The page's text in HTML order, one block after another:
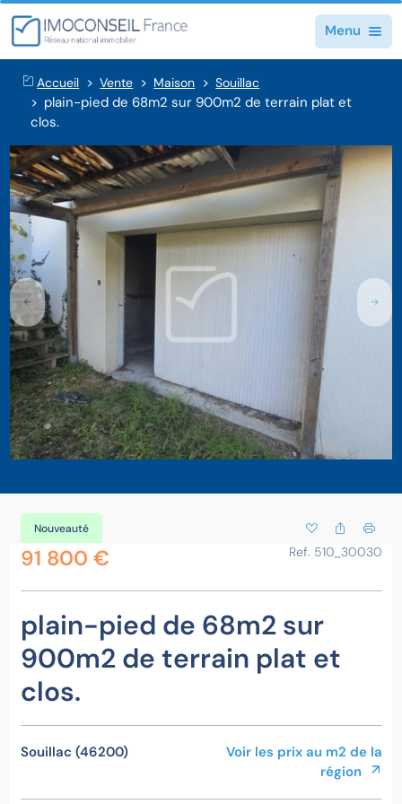
Menu
Accueil Vente Maison Souillac
plain-pied de 68m2 sur 900m2 de terrain plat et
clos.
Nouveauté
91 800 € Ref. 510_30030
plain-pied de 68m2 sur
900m2 de terrain plat et
clos.
Souillac (46200)
Voir les prix au m2 de la
région